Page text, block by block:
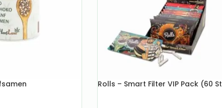
Rolls – Smart Filter VIP Pack (60